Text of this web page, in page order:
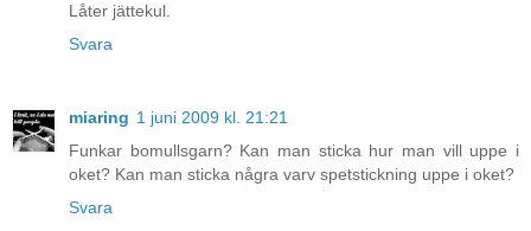
Låter jättekul.
Svara
miaring 1 juni 2009 kl. 21:21
Funkar bomullsgarn? Kan man sticka hur man vill uppe i
oket? Kan man sticka några varv spetstickning uppe i oket?
Svara